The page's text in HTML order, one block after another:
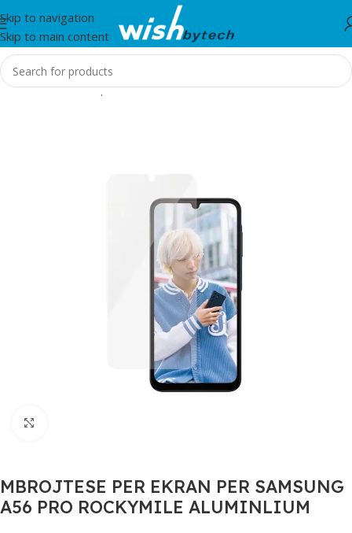
Skip to navigation
Skip to main content
Home/Aksesorë për mobil dhe IT
MBROJTESE PER EKRAN PER SAMSUNG
A56 PRO ROCKYMILE ALUMINLIUM